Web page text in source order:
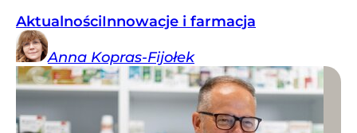
AktualnościInnowacje i farmacja
Anna Kopras-Fijołek